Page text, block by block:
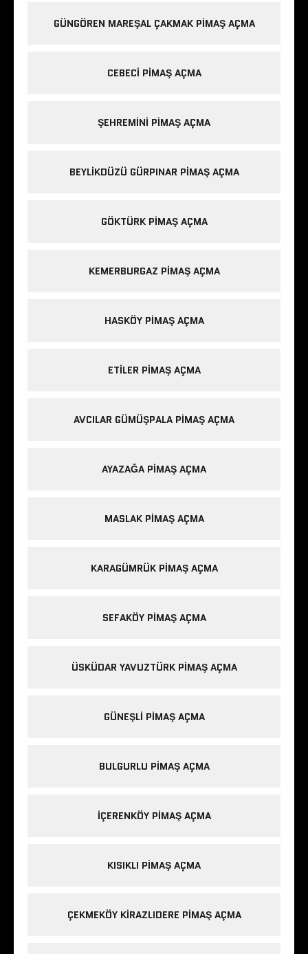
GÜNGÖREN MAREŞAL ÇAKMAK PIMAŞ AÇMA
CEBECI PIMAŞ AÇMA
ŞEHREMINI PIMAŞ AÇMA
BEYLIKDÜZÜ GÜRPINAR PIMAŞ AÇMA
GÖKTÜRK PIMAŞ AÇMA
KEMERBURGAZ PIMAŞ AÇMA
HASKÖY PIMAŞ AÇMA
ETILER PIMAŞ AÇMA
AVCILAR GÜMÜŞPALA PIMAŞ AÇMA
AYAZAĞA PIMAŞ AÇMA
MASLAK PIMAŞ AÇMA
KARAGÜMRÜK PIMAŞ AÇMA
SEFAKÖY PIMAŞ AÇMA
ÜSKÜDAR YAVUZTÜRK PIMAŞ AÇMA
GÜNEŞLI PIMAŞ AÇMA
BULGURLU PIMAŞ AÇMA
IÇERENKÖY PIMAŞ AÇMA
KISIKLI PIMAŞ AÇMA
ÇEKMEKÖY KIRAZLIDERE PIMAŞ AÇMA